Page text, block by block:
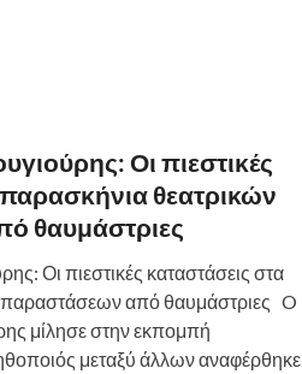
τε
ίτ
ε
Οι πιεστικές
θεατρικών
θαυμάστριες
Οι πιεστικές καταστάσεις στα
από θαυμάστριες O
μίλησε στην εκπομπή
μεταξύ άλλων αναφέρθηκε